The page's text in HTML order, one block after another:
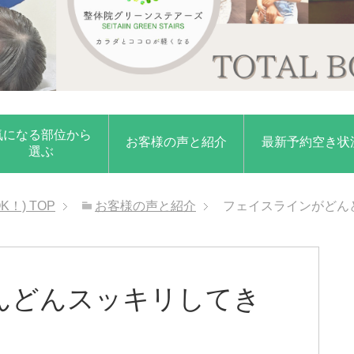
になる部位から
選ぶ
お客様の声と紹介 最新予約空き状
！) TOP お客様の声と紹介 フェイスラインがど
んスッキリしてき